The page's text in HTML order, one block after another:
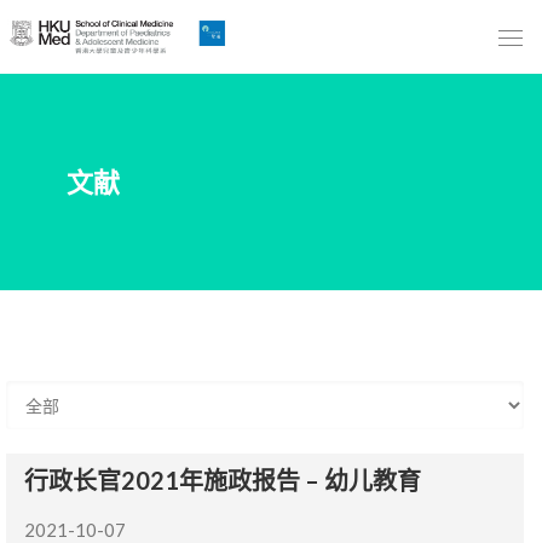
Skip
to
內
文献
行政长官2021年施政报告 – 幼儿教育
2021-10-07